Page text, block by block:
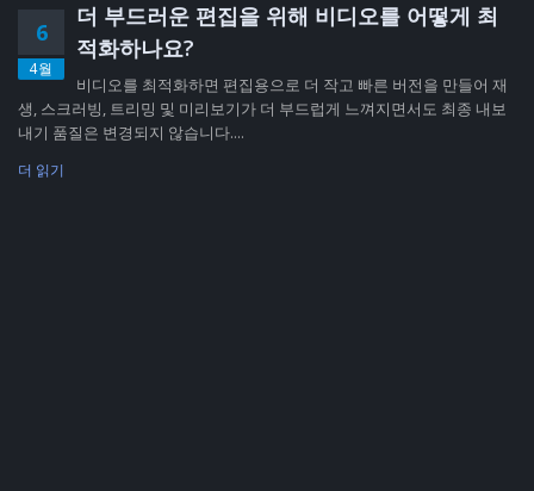
6
4월
더 부드러운 편집을 위해 비디오를 어떻게 최
적화하나요?
비디오를 최적화하면 편집용으로 더 작고 빠른 버전을 만들어 재
생, 스크러빙, 트리밍 및 미리보기가 더 부드럽게 느껴지면서도 최종 내보
내기 품질은 변경되지 않습니다....
더 읽기